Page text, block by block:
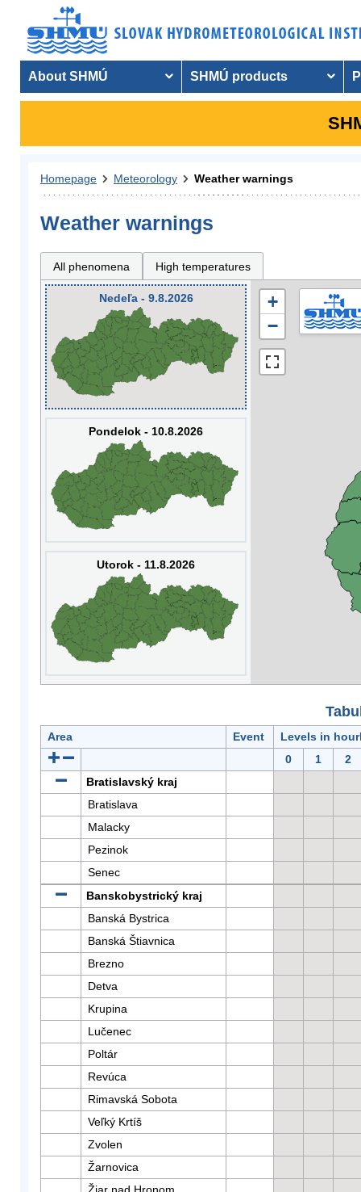
About SHMÚ SHMÚ products
Homepage Meteorology Weather warnings
Weather warnings
All phenomena High temperatures
Nedeľa - 9.8.2026
Pondelok - 10.8.2026
Utorok - 11.8.2026
+
−
Area Event
Levels in
0
1
2
Bratislavský kraj
Bratislava
Malacky
Pezinok
Senec
Banskobystrický kraj
Banská Bystrica
Banská Štiavnica
Brezno
Detva
Krupina
Lučenec
Poltár
Revúca
Rimavská Sobota
Veľký Krtíš
Zvolen
Žarnovica